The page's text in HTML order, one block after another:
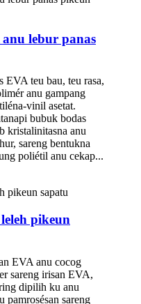
lebur panas
EVA teu bau, teu rasa,
anu gampang
vinil asetat.
bubuk bodas
kristalinitasna anu
sareng bentukna
poliétil anu cekap...
pikeun
EVA anu cocog
sareng irisan EVA,
dipilih ku anu
pamrosésan sareng